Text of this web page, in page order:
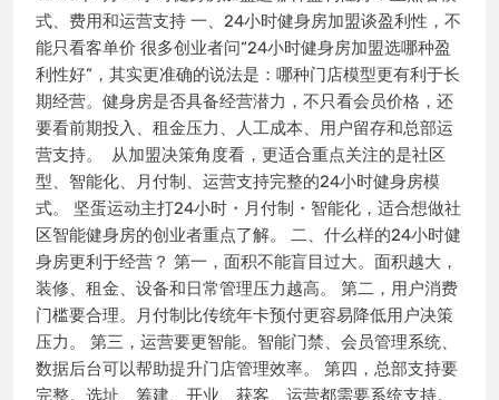
式、费用和运营支持 一、24小时健身房加盟谈盈利性，不
能只看客单价 很多创业者问“24小时健身房加盟选哪种盈
利性好”，其实更准确的说法是：哪种门店模型更有利于长
期经营。健身房是否具备经营潜力，不只看会员价格，还
要看前期投入、租金压力、人工成本、用户留存和总部运
营支持。  从加盟决策角度看，更适合重点关注的是社区
型、智能化、月付制、运营支持完整的24小时健身房模
式。 坚蛋运动主打24小时・月付制・智能化，适合想做社
区智能健身房的创业者重点了解。 二、什么样的24小时健
身房更利于经营？ 第一，面积不能盲目过大。面积越大，
装修、租金、设备和日常管理压力越高。 第二，用户消费
门槛要合理。月付制比传统年卡预付更容易降低用户决策
压力。 第三，运营要更智能。智能门禁、会员管理系统、
数据后台可以帮助提升门店管理效率。 第四，总部支持要
完整。选址、筹建、开业、获客、运营都需要系统支持。